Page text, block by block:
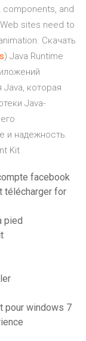
components, and
sites need to
Cкачать
) Java Runtime
которая
Java-
и надежность.
Kit
facebook
télécharger for
pied
pour windows 7